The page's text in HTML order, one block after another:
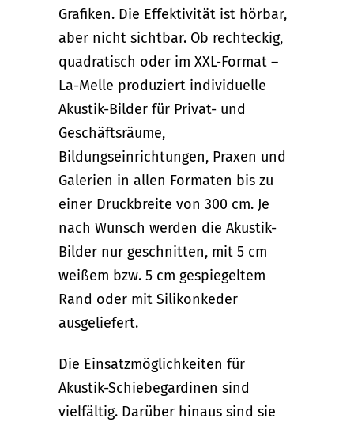
Grafiken. Die Effektivität ist hörbar,
aber nicht sichtbar. Ob rechteckig,
quadratisch oder im XXL-Format –
La-Melle produziert individuelle
Akustik-Bilder für Privat- und
Geschäftsräume,
Bildungseinrichtungen, Praxen und
Galerien in allen Formaten bis zu
einer Druckbreite von 300 cm. Je
nach Wunsch werden die Akustik-
Bilder nur geschnitten, mit 5 cm
weißem bzw. 5 cm gespiegeltem
Rand oder mit Silikonkeder
ausgeliefert.
Die Einsatzmöglichkeiten für
Akustik-Schiebegardinen sind
vielfältig. Darüber hinaus sind sie